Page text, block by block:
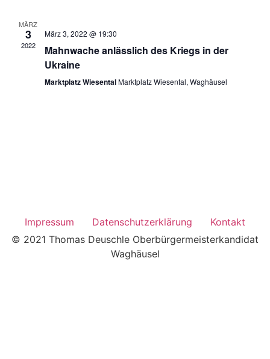
MÄRZ
3
2022
März 3, 2022 @ 19:30
Mahnwache anlässlich des Kriegs in der
Ukraine
Marktplatz WiesentalMarktplatz Wiesental, Waghäusel
Impressum Datenschutzerklärung
Kontakt
© 2021 Thomas Deuschle Oberbürgermeisterkandidat
Waghäusel